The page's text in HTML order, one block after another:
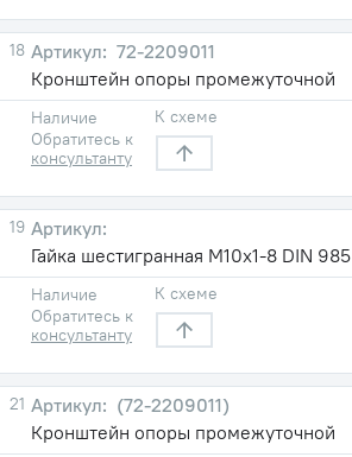
18
72-2209011
Кронштейн опоры промежуточной
Наличие
Обратитесь к
консультанту
К схеме
19
Гайка шестигранная М10х1-8 DIN 985
Наличие
Обратитесь к
консультанту
К схеме
21
(72-2209011)
Кронштейн опоры промежуточной